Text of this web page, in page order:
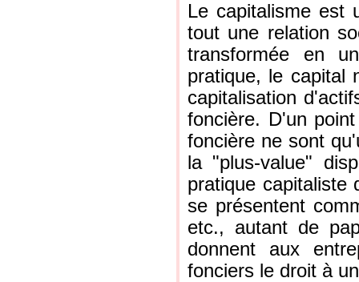
Le capitalisme est
tout une relation
transformée en
pratique, le capital
capitalisation
foncière. D'un
foncière ne sont
la "plus-value"
pratique capitaliste
se présentent
etc., autant de
donnent aux
fonciers le droit à